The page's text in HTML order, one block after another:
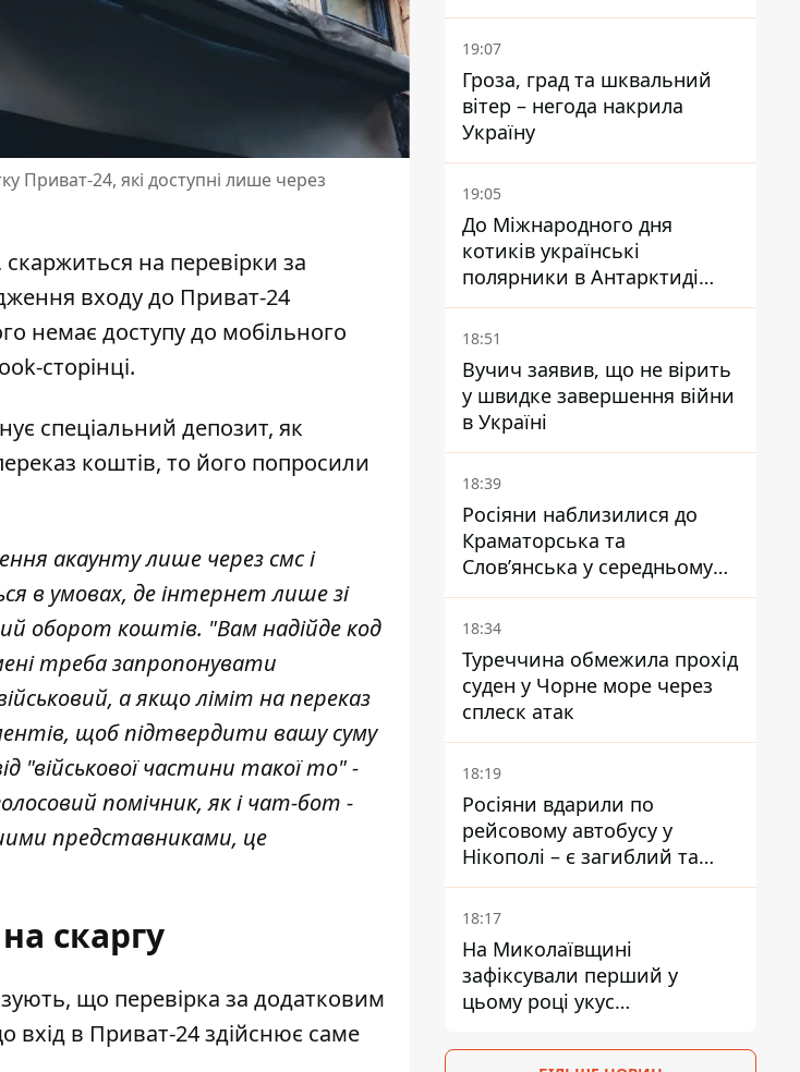
Приват-24, які доступні лише через
скаржиться на перевірки за
входу до Приват-24
немає доступу до мобільного
сторінці.
спеціальний депозит, як
коштів, то його попросили
акаунту лише через смс і
в умовах, де інтернет лише зі
оборот коштів. "Вам надійде код
треба запропонувати
а якщо ліміт на переказ
щоб підтвердити вашу суму
"військової частини такої то" -
помічник, як і чат-бот -
представниками, це
скаргу
що перевірка за додатковим
вхід в Приват-24 здійснює саме
менеджери й канібалізм
19:07
Гроза, град та шквальний
вітер – негода накрила
Україну
19:05
До Міжнародного дня
котиків українські
полярники в Антарктиді
показали своїх
18:51
Вучич заявив, що не вірить
у швидке завершення війни
в Україні
18:39
Росіяни наблизилися до
Краматорська та
Слов’янська у середньому
на 10 км - експерт
попередив про посилення
18:34
Туреччина обмежила прохід
суден у Чорне море через
сплеск атак
18:19
Росіяни вдарили по
рейсовому автобусу у
Нікополі – є загиблий та
поранені
18:17
На Миколаївщині
зафіксували перший у
цьому році укус